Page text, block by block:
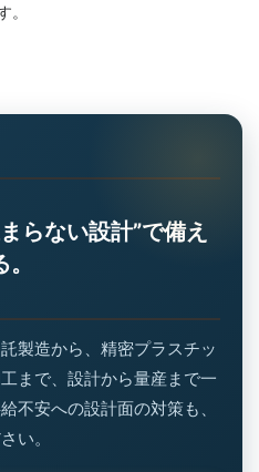
。
らない設計”で備え
。
製造から、精密プラスチッ
まで、設計から量産まで一
不安への設計面の対策も、
い。